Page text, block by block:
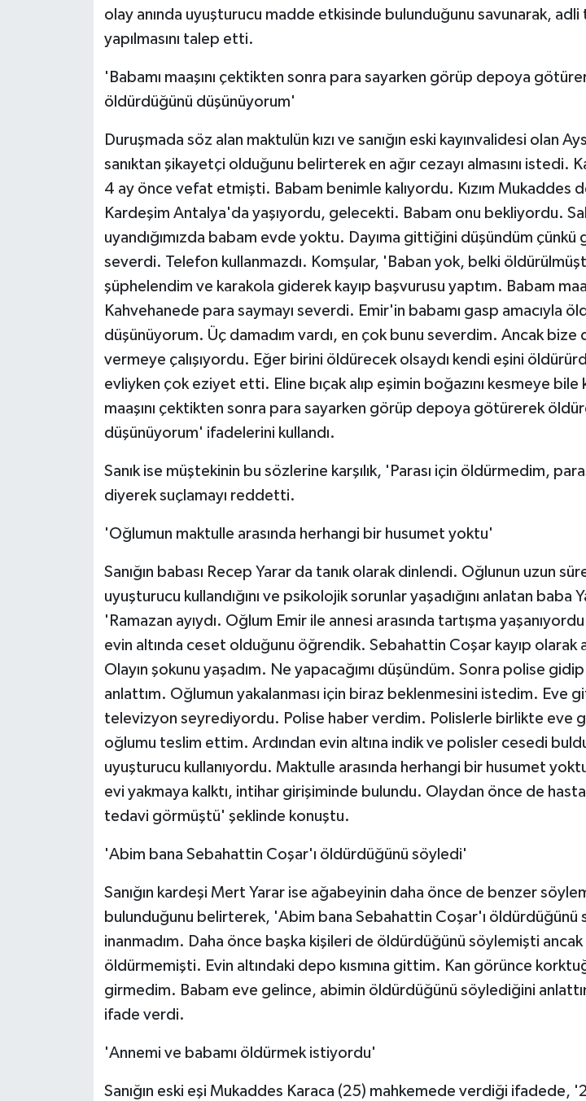
olay anında uyuşturucu madde etkisinde bulunduğunu savunarak, adli
yapılmasını talep etti.
'Babamı maaşını çektikten sonra para sayarken görüp depoya
öldürdüğünü düşünüyorum'
Duruşmada söz alan maktulün kızı ve sanığın eski kayınvalidesi olan
sanıktan şikayetçi olduğunu belirterek en ağır cezayı almasını istedi.
4 ay önce vefat etmişti. Babam benimle kalıyordu. Kızım Mukaddes
Kardeşim Antalya'da yaşıyordu, gelecekti. Babam onu bekliyordu.
uyandığımızda babam evde yoktu. Dayıma gittiğini düşündüm çünkü
severdi. Telefon kullanmazdı. Komşular, 'Baban yok, belki
şüphelendim ve karakola giderek kayıp başvurusu yaptım. Babam
Kahvehanede para saymayı severdi. Emir'in babamı gasp amacıyla
düşünüyorum. Üç damadım vardı, en çok bunu severdim. Ancak bize
vermeye çalışıyordu. Eğer birini öldürecek olsaydı kendi eşini
evliyken çok eziyet etti. Eline bıçak alıp eşimin boğazını kesmeye bile
maaşını çektikten sonra para sayarken görüp depoya götürerek
düşünüyorum' ifadelerini kullandı.
Sanık ise müştekinin bu sözlerine karşılık, 'Parası için öldürmedim,
diyerek suçlamayı reddetti.
'Oğlumun maktulle arasında herhangi bir husumet yoktu'
Sanığın babası Recep Yarar da tanık olarak dinlendi. Oğlunun uzun
uyuşturucu kullandığını ve psikolojik sorunlar yaşadığını anlatan baba
'Ramazan ayıydı. Oğlum Emir ile annesi arasında tartışma
evin altında ceset olduğunu öğrendik. Sebahattin Coşar kayıp olarak
Olayın şokunu yaşadım. Ne yapacağımı düşündüm. Sonra polise
anlattım. Oğlumun yakalanması için biraz beklenmesini istedim. Eve
televizyon seyrediyordu. Polise haber verdim. Polislerle birlikte eve
oğlumu teslim ettim. Ardından evin altına indik ve polisler cesedi
uyuşturucu kullanıyordu. Maktulle arasında herhangi bir husumet
evi yakmaya kalktı, intihar girişiminde bulundu. Olaydan önce de
tedavi görmüştü' şeklinde konuştu.
'Abim bana Sebahattin Coşar'ı öldürdüğünü söyledi'
Sanığın kardeşi Mert Yarar ise ağabeyinin daha önce de benzer
bulunduğunu belirterek, 'Abim bana Sebahattin Coşar'ı öldürdüğünü
inanmadım. Daha önce başka kişileri de öldürdüğünü söylemişti ancak
öldürmemişti. Evin altındaki depo kısmına gittim. Kan görünce
girmedim. Babam eve gelince, abimin öldürdüğünü söylediğini
ifade verdi.
'Annemi ve babamı öldürmek istiyordu'
Sanığın eski eşi Mukaddes Karaca (25) mahkemede verdiği ifadede,